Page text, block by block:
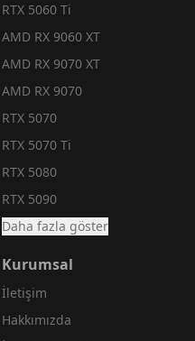
RTX 5060 Ti
AMD RX 9060 XT
AMD RX 9070 XT
AMD RX 9070
RTX 5070
RTX 5070 Ti
RTX 5080
RTX 5090
Daha fazla göster
Kurumsal
İletişim
Hakkımızda